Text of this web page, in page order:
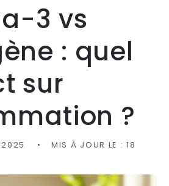
3 vs
: quel
sur
?
MIS À JOUR LE :18